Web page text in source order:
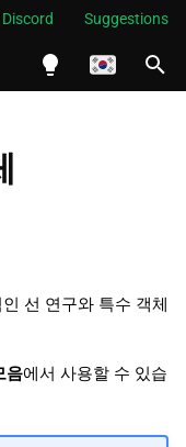
Suggestions
Melayu
한국어
선 연구와 특수 객체
음에서 사용할 수 있습